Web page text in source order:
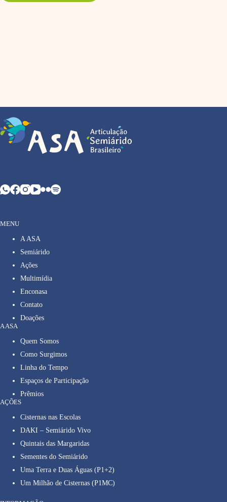
MENU
A ASA
Semiárido
Ações
Multimídia
Enconasa
Contato
Doações
A ASA
Quem Somos
Como Surgimos
Linha do Tempo
Espaços de Participação
Prêmios
AÇÕES
Cisternas nas Escolas
DAKI – Semiárido Vivo
Quintais das Margaridas
Sementes do Semiárido
Uma Terra e Duas Águas (P1+2)
Um Milhão de Cisternas (P1MC)